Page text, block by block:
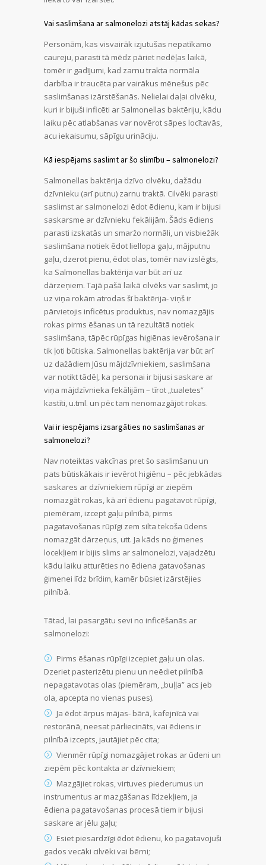
Vai saslimšana ar salmonelozi atstāj kādas sekas?
Personām, kas visvairāk izjutušas nepatīkamo
caureju, parasti tā mēdz pāriet nedēļas laikā,
tomēr ir gadījumi, kad zarnu trakta normāla
darbība ir traucēta par vairākus mēnešus pēc
saslimšanas izārstēšanās. Nelielai daļai cilvēku,
kuri ir bijuši inficēti ar Salmonellas baktēriju, kādu
laiku pēc atlabšanas var novērot sāpes locītavās,
acu iekaisumu, sāpīgu urināciju.
Kā iespējams saslimt ar šo slimību – salmonelozi?
Salmonellas baktērija dzīvo cilvēku, dažādu
dzīvnieku (arī putnu) zarnu traktā. Cilvēki parasti
saslimst ar salmonelozi ēdot ēdienu, kam ir bijusi
saskarsme ar dzīvnieku fekālijām. Šāds ēdiens
parasti izskatās un smaržo normāli, un visbiežāk
saslimšana notiek ēdot liellopa gaļu, mājputnu
gaļu, dzerot pienu, ēdot olas, tomēr nav izslēgts,
ka Salmonellas baktērija var būt arī uz
dārzeņiem. Tajā pašā laikā cilvēks var saslimt, jo
uz viņa rokām atrodas šī baktērija- viņš ir
pārvietojis inficētus produktus, nav nomazgājis
rokas pirms ēšanas un tā rezultātā notiek
saslimšana, tāpēc rūpīgas higiēnas ievērošana ir
tik ļoti būtiska. Salmonellas baktērija var būt arī
uz dažādiem Jūsu mājdzīvniekiem, saslimšana
var notikt tādēļ, ka personai ir bijusi saskare ar
viņa mājdzīvnieka fekālijām – tīrot „tualetes”
kastīti, u.tml. un pēc tam nenomazgājot rokas.
Vai ir iespējams izsargāties no saslimšanas ar
salmonelozi?
Nav noteiktas vakcīnas pret šo saslimšanu un
pats būtiskākais ir ievērot higiēnu – pēc jebkādas
saskares ar dzīvniekiem rūpīgi ar ziepēm
nomazgāt rokas, kā arī ēdienu pagatavot rūpīgi,
piemēram, izcept gaļu pilnībā, pirms
pagatavošanas rūpīgi zem silta tekoša ūdens
nomazgāt dārzeņus, utt. Ja kāds no ģimenes
locekļiem ir bijis slims ar salmonelozi, vajadzētu
kādu laiku atturēties no ēdiena gatavošanas
ģimenei līdz brīdim, kamēr būsiet izārstējies
pilnībā.
Tātad, lai pasargātu sevi no inficēšanās ar
salmonelozi:
Pirms ēšanas rūpīgi izcepiet gaļu un olas.
Dzeriet pasterizētu pienu un neēdiet pilnībā
nepagatavotas olas (piemēram, „buļļa” acs jeb
ola, apcepta no vienas puses).
Ja ēdot ārpus mājas- bārā, kafejnīcā vai
restorānā, neesat pārliecināts, vai ēdiens ir
pilnībā izcepts, jautājiet pēc cita;
Vienmēr rūpīgi nomazgājiet rokas ar ūdeni un
ziepēm pēc kontakta ar dzīvniekiem;
Mazgājiet rokas, virtuves piederumus un
instrumentus ar mazgāšanas līdzekļiem, ja
ēdiena pagatavošanas procesā tiem ir bijusi
saskare ar jēlu gaļu;
Esiet piesardzīgi ēdot ēdienu, ko pagatavojuši
gados vecāki cilvēki vai bērni;